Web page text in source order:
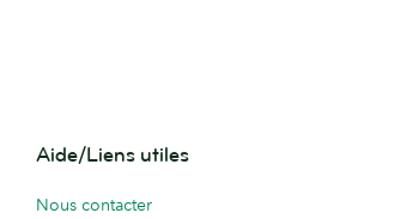
Aide/Liens utiles
Nous contacter